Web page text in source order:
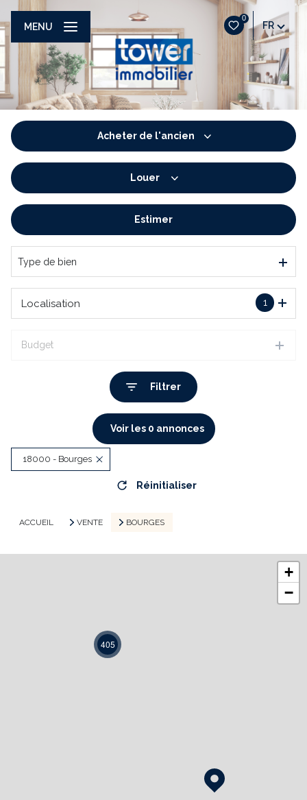
0
FR
MENU
Acheter de l'ancien
De l'immo pro
Louer
De l'immo pro
Estimer
Type de bien
1
Localisation
Budget
Filtrer
Voir les 0 annonces
18000 - Bourges
Réinitialiser
ACCUEIL VENTE BOURGES
405
+
−